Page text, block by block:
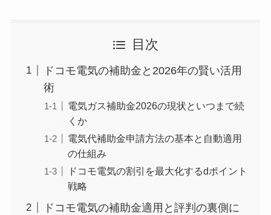
目次
ドコモ電気の補助金と2026年の賢い活用
術
電気ガス補助金2026の現状といつまで続
くか
電気代補助金申請方法の基本と自動適用
の仕組み
ドコモ電気の割引を最大化するdポイント
戦略
ドコモ電気の補助金適用と評判の裏側に